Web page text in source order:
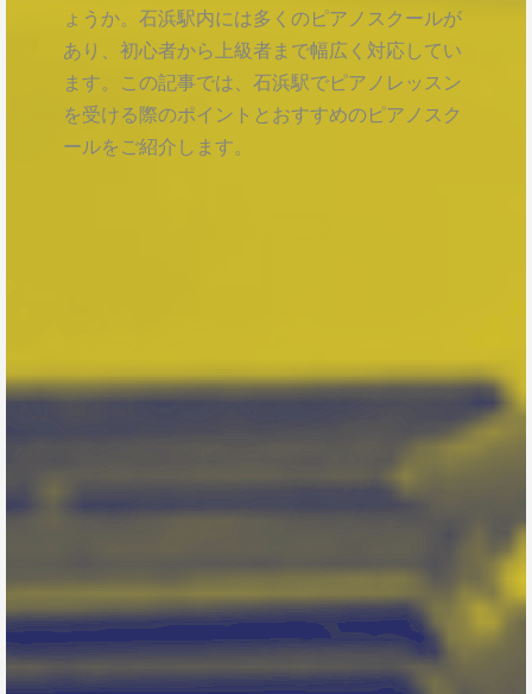
ょうか。石浜駅内には多くのピアノスクールが
あり、初心者から上級者まで幅広く対応してい
ます。この記事では、石浜駅でピアノレッスン
を受ける際のポイントとおすすめのピアノスク
ールをご紹介します。